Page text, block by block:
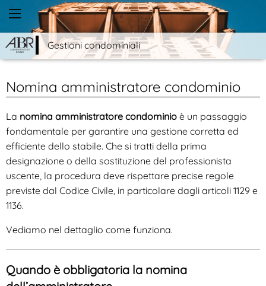
Gestioni condominiali
Nomina amministratore condominio
La nomina amministratore condominio è un passaggio
fondamentale per garantire una gestione corretta ed
efficiente dello stabile. Che si tratti della prima
designazione o della sostituzione del professionista
uscente, la procedura deve rispettare precise regole
previste dal Codice Civile, in particolare dagli articoli 1129 e
1136.
Vediamo nel dettaglio come funziona.
Quando è obbligatoria la nomina